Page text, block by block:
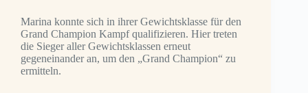
Marina konnte sich in ihrer Gewichtsklasse für den
Grand Champion Kampf qualifizieren. Hier treten
die Sieger aller Gewichtsklassen erneut
gegeneinander an, um den „Grand Champion“ zu
ermitteln.